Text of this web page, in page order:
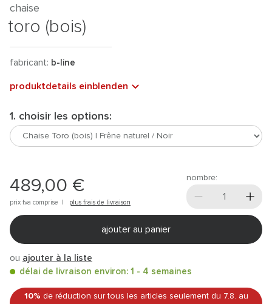
chaise
toro (bois)
fabricant: b-line
produktdetails einblenden
1. choisir les options:
489,00 €
prix tva comprise | plus frais de livraison
nombre:
ajouter au panier
ou ajouter à la liste
délai de livraison environ: 1 - 4 semaines
10% de réduction sur tous les articles seulement du 7.8. au